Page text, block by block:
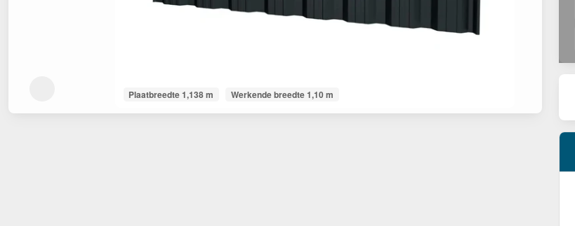
Plaatbreedte 1,138 m Werkende breedte 1,10 m